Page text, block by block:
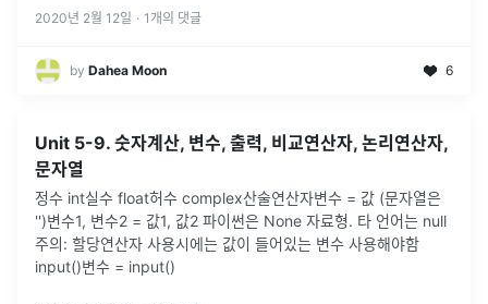
2020년 2월 12일 · 1 개의 댓글
by Dahea Moon 6
Unit 5-9. 숫자계산, 변수, 출력, 비교연산자, 논리연산자,
문자열
정수 int실수 float허수 complex산술연산자변수 = 값 (문자열은
'')변수1, 변수2 = 값1, 값2 파이썬은 None 자료형. 타 언어는 null
주의: 할당연산자 사용시에는 값이 들어있는 변수 사용해야함
input()변수 = input()